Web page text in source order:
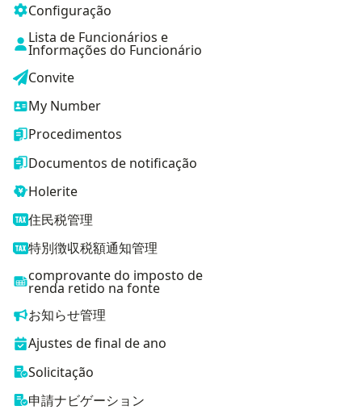
Configuração
Lista de Funcionários e
Informações do Funcionário
Convite
My Number
Procedimentos
Documentos de notificação
Holerite
住民税管理
特別徴収税額通知管理
comprovante do imposto de
renda retido na fonte
お知らせ管理
Ajustes de final de ano
Solicitação
申請ナビゲーション